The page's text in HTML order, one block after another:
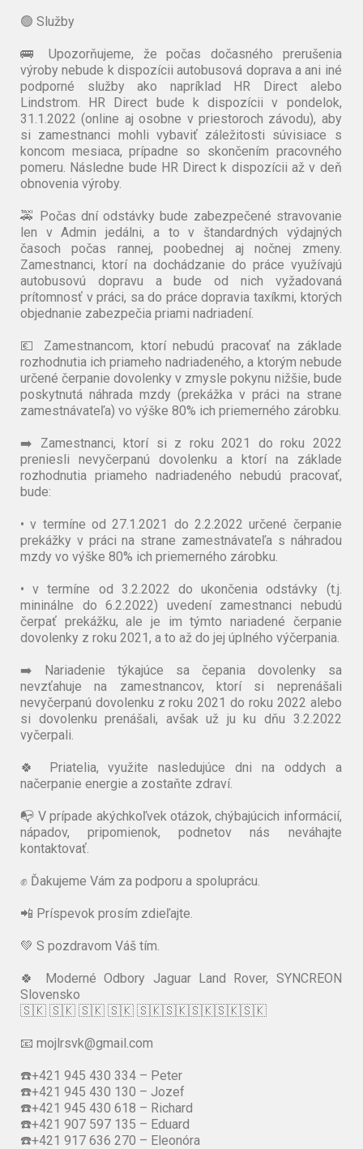
🟢 Služby
🚌 Upozorňujeme, že počas dočasného prerušenia
výroby nebude k dispozícii autobusová doprava a ani iné
podporné služby ako napríklad HR Direct alebo
Lindstrom. HR Direct bude k dispozícii v pondelok,
31.1.2022 (online aj osobne v priestoroch závodu), aby
si zamestnanci mohli vybaviť záležitosti súvisiace s
koncom mesiaca, prípadne so skončením pracovného
pomeru. Následne bude HR Direct k dispozícii až v deň
obnovenia výroby.
🚕 Počas dní odstávky bude zabezpečené stravovanie
len v Admin jedálni, a to v štandardných výdajných
časoch počas rannej, poobednej aj nočnej zmeny.
Zamestnanci, ktorí na dochádzanie do práce využívajú
autobusovú dopravu a bude od nich vyžadovaná
prítomnosť v práci, sa do práce dopravia taxíkmi, ktorých
objednanie zabezpečia priami nadriadení.
💶 Zamestnancom, ktorí nebudú pracovať na základe
rozhodnutia ich priameho nadriadeného, a ktorým nebude
určené čerpanie dovolenky v zmysle pokynu nižšie, bude
poskytnutá náhrada mzdy (prekážka v práci na strane
zamestnávateľa) vo výške 80% ich priemerného zárobku.
➡️ Zamestnanci, ktorí si z roku 2021 do roku 2022
preniesli nevyčerpanú dovolenku a ktorí na základe
rozhodnutia priameho nadriadeného nebudú pracovať,
bude:
• v termíne od 27.1.2021 do 2.2.2022 určené čerpanie
prekážky v práci na strane zamestnávateľa s náhradou
mzdy vo výške 80% ich priemerného zárobku.
• v termíne od 3.2.2022 do ukončenia odstávky (t.j.
mininálne do 6.2.2022) uvedení zamestnanci nebudú
čerpať prekážku, ale je im týmto nariadené čerpanie
dovolenky z roku 2021, a to až do jej úplného výčerpania.
➡️ Nariadenie týkajúce sa čepania dovolenky sa
nevzťahuje na zamestnancov, ktorí si neprenášali
nevyčerpanú dovolenku z roku 2021 do roku 2022 alebo
si dovolenku prenášali, avšak už ju ku dňu 3.2.2022
vyčerpali.
🍀 Priatelia, využite nasledujúce dni na oddych a
načerpanie energie a zostaňte zdraví.
📭 V prípade akýchkoľvek otázok, chýbajúcich informácií,
nápadov, pripomienok, podnetov nás neváhajte
kontaktovať.
✊ Ďakujeme Vám za podporu a spoluprácu.
📲 Príspevok prosím zdieľajte.
💚 S pozdravom Váš tím.
🍀 Moderné Odbory Jaguar Land Rover, SYNCREON
Slovensko
🇸🇰️ 🇸🇰️️ 🇸🇰️ 🇸🇰️ 🇸🇰🇸🇰🇸🇰🇸🇰🇸🇰
📧 mojlrsvk@gmail.com
☎️+421 945 430 334 – Peter
☎️+421 945 430 130 – Jozef
☎️+421 945 430 618 – Richard
☎️+421 907 597 135 – Eduard
☎️+421 917 636 270 – Eleonóra